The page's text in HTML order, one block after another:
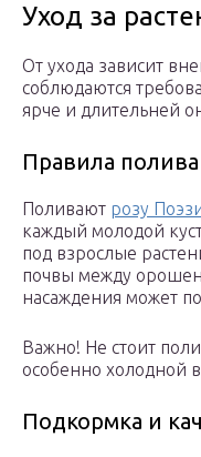
Уход за
От ухода зависит
соблюдаются
ярче и длительней
Правила
Поливают розу
каждый молодой
под взрослые
почвы между
насаждения может
Важно! Не стоит
особенно холодной
Подкормка и